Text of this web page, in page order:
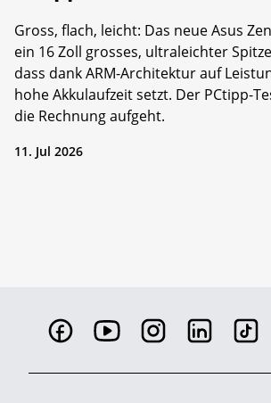
Gross, flach, leicht: Das neue Asus
ein 16 Zoll grosses, ultraleichter
dass dank ARM-Architektur auf
hohe Akkulaufzeit setzt. Der PCtipp-
die Rechnung aufgeht.
11. Jul 2026